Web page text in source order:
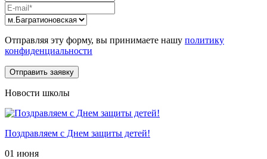
Отправляя эту форму, вы принимаете нашу политику
конфиденциальности
Новости школы
Поздравляем с Днем защиты детей!
01 июня